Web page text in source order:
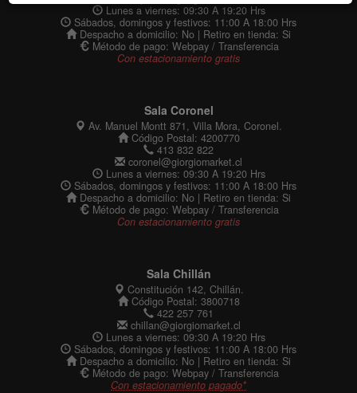
Lunes a viernes: 09:30 A 19:20 Hrs
Sábados, domingos y festivos: 11:00 A 18:00 Hrs
Despacho a domicilio: No | Retiro en tienda: Si
Método de pago: Webpay / Transferencia
Con estacionamiento gratis
Sala Coronel
Av. Manuel Montt 871, Villa Mora, Coronel.
Código Postal: 4200770
413 832 822
coronel@giorgiomarket.cl
Lunes a viernes: 09:30 A 19:20 Hrs
Sábados, domingos y festivos: 11:00 A 18:00 Hrs
Despacho a domicilio: No | Retiro en tienda: Si
Método de pago: Webpay / Transferencia
Con estacionamiento gratis
Sala Chillán
Constitución 142, Chillán.
Código Postal: 3800718
422 257 761
chillan@giorgiomarket.cl
Lunes a viernes: 09:30 A 19:20 Hrs
Sábados, domingos y festivos: 11:00 A 18:00 Hrs
Despacho a domicilio: No | Retiro en tienda: Si
Método de pago: Webpay / Transferencia
Con estacionamiento pagado*